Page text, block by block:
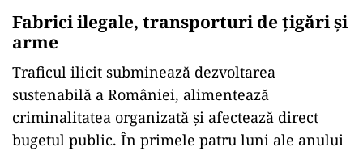
Fabrici ilegale, transporturi de țigări și
arme
Traficul ilicit subminează dezvoltarea
sustenabilă a României, alimentează
criminalitatea organizată și afectează direct
bugetul public. În primele patru luni ale anului